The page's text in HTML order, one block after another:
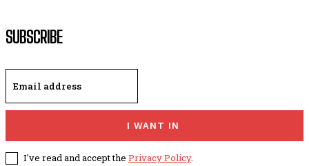
SUBSCRIBE
I WANT IN
I've read and accept the Privacy Policy.